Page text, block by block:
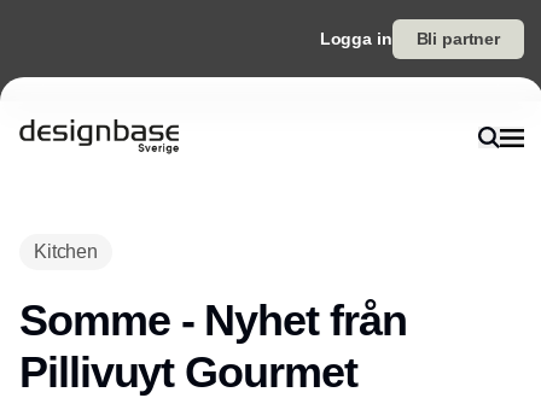
Logga in Bli partner
Kitchen
Somme - Nyhet från
Pillivuyt Gourmet